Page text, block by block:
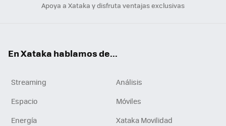
Apoya a Xataka y disfruta ventajas exclusivas
En Xataka hablamos de...
Streaming
Análisis
Espacio
Móviles
Energía
Xataka Movilidad